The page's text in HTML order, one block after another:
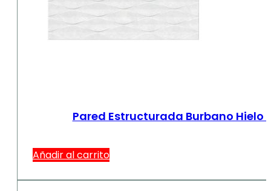
Pared Estructurada Burbano Hielo
Añadir al carrito